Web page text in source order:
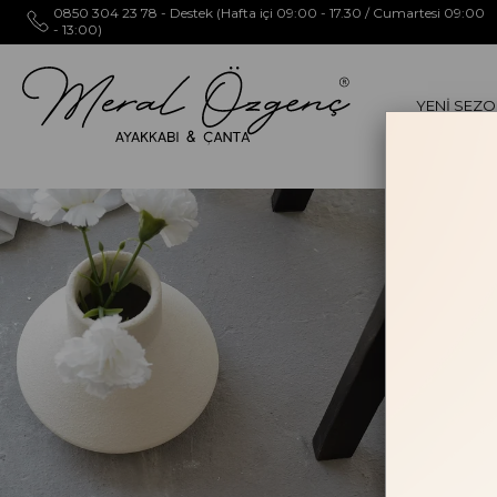
0850 304 23 78 - Destek (Hafta içi 09:00 - 17.30 / Cumartesi 09:00
- 13:00)
YENİ